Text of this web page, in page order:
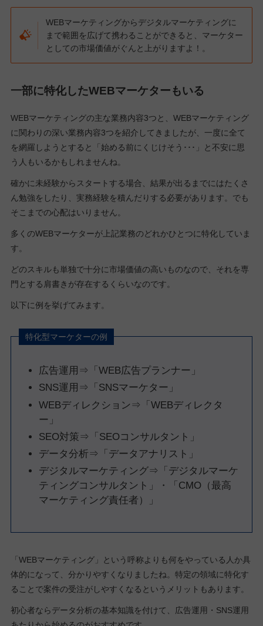
WEBマーケティングからデジタルマーケティングに
まで範囲を広げて携わることができると、マーケター
としての市場価値がぐんと上がりますよ！。
一部に特化したWEBマーケターもいる
WEBマーケティングの主な業務内容3つと、WEBマーケティング
に関わりの深い業務内容3つを紹介してきましたが、一度に全て
を網羅しようとすると「始める前にくじけそう･･･」と不安に思
う人もいるかもしれませんね。
確かに未経験からスタートする場合、結果が出るまでにはたくさ
ん勉強をしたり、実務経験を積んだりする必要があります。でも
そこまでの心配はいりません。
多くのWEBマーケターが上記業務のどれかひとつに特化していま
す。
どのスキルも単独で十分に市場価値の高いものなので、それを専
門とする肩書きが存在するくらいなのです。
以下に例を挙げてみます。
特化型マーケターの例
広告運用⇒「WEB広告プランナー」
SNS運用⇒「SNSマーケター」
WEBディレクション⇒「WEBディレクタ
ー」
SEO対策⇒「SEOコンサルタント」
データ分析⇒「データアナリスト」
デジタルマーケティング⇒「デジタルマーケ
ティングコンサルタント」・「CMO（最高
マーケティング責任者）」
「WEBマーケティング」という呼称よりも何をやっている人か具
体的になって、分かりやすくなりましたね。特定の領域に特化す
ることで案件の受注がしやすくなるというメリットもあります。
初心者ならデータ分析の基本知識を付けて、広告運用・SNS運用